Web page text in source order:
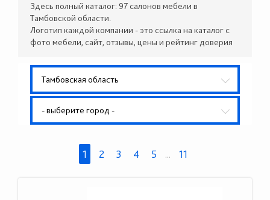
Здесь полный каталог: 97 салонов мебели в
Тамбовской области.
Логотип каждой компании - это ссылка на каталог с
фото мебели, сайт, отзывы, цены и рейтинг доверия
Тамбовская область
- выберите город -
1 2 3 4 5 ... 11